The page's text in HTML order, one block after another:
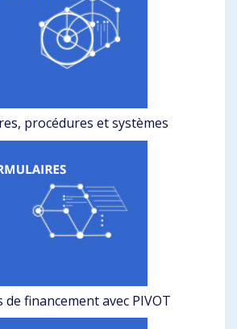
procédures et systèmes
de financement avec PIVOT